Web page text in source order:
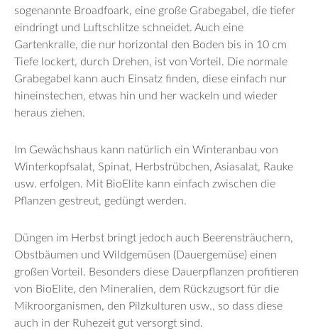
sogenannte Broadfoark, eine große Grabegabel, die tiefer
eindringt und Luftschlitze schneidet. Auch eine
Gartenkralle, die nur horizontal den Boden bis in 10 cm
Tiefe lockert, durch Drehen, ist von Vorteil. Die normale
Grabegabel kann auch Einsatz finden, diese einfach nur
hineinstechen, etwas hin und her wackeln und wieder
heraus ziehen.
Im Gewächshaus kann natürlich ein Winteranbau von
Winterkopfsalat, Spinat, Herbstrübchen, Asiasalat, Rauke
usw. erfolgen. Mit BioElite kann einfach zwischen die
Pflanzen gestreut, gedüngt werden.
Düngen im Herbst bringt jedoch auch Beerensträuchern,
Obstbäumen und Wildgemüsen (Dauergemüse) einen
großen Vorteil. Besonders diese Dauerpflanzen profitieren
von BioElite, den Mineralien, dem Rückzugsort für die
Mikroorganismen, den Pilzkulturen usw., so dass diese
auch in der Ruhezeit gut versorgt sind.